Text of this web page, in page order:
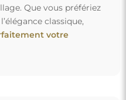
Que vous préfériez
classique,
votre